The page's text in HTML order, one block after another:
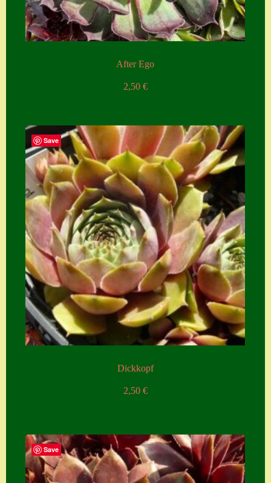
After Ego
2,50 €
Save
Dickkopf
2,50 €
Save